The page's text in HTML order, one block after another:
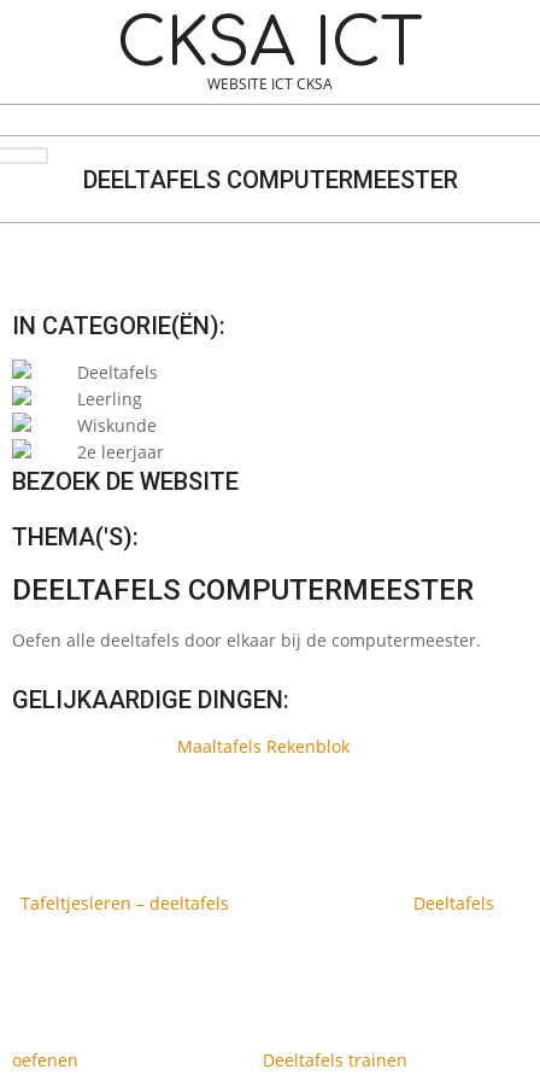
CKSA ICT
WEBSITE ICT CKSA
DEELTAFELS COMPUTERMEESTER
IN CATEGORIE(ËN):
Deeltafels
Leerling
Wiskunde
2e leerjaar
BEZOEK DE WEBSITE
THEMA('S):
DEELTAFELS COMPUTERMEESTER
Oefen alle deeltafels door elkaar bij de computermeester.
GELIJKAARDIGE DINGEN:
Maaltafels Rekenblok
Tafeltjesleren – deeltafels Deeltafels
oefenen Deeltafels trainen